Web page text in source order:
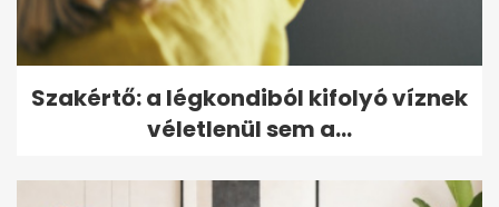
Szakértő: a légkondiból kifolyó víznek
véletlenül sem a...